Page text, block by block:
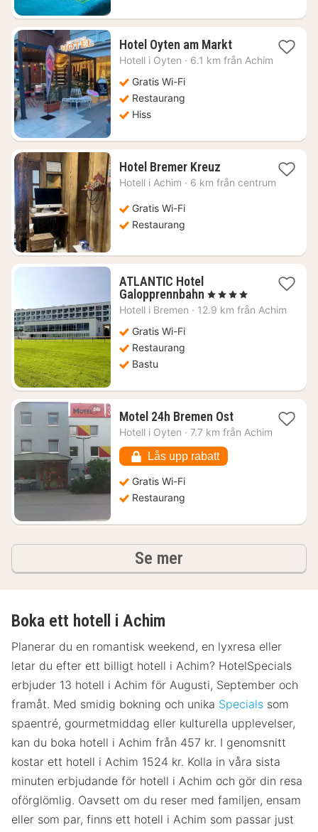
Hotel Oyten am Markt1
natt
Hotell i Oyten · 6.1 km från Achim
Gratis Wi-Fi
Restaurang
Hiss
Hotel Bremer Kreuz1
natt
Hotell i Achim · 6 km från centrum
Gratis Wi-Fi
Restaurang
ATLANTIC Hotel
Galopprennbahn 1
natt
, 4 Stjärnor
Hotell i Bremen · 12.9 km från Achim
Gratis Wi-Fi
Restaurang
Bastu
Motel 24h Bremen Ost1
natt
Hotell i Oyten · 7.7 km från Achim
Lås upp rabatt
Gratis Wi-Fi
Restaurang
Se mer
Boka ett hotell i Achim
Planerar du en romantisk weekend, en lyxresa eller
letar du efter ett billigt hotell i Achim? HotelSpecials
erbjuder 13 hotell i Achim för Augusti, September och
framåt. Med smidig bokning och unika Specials som
spaentré, gourmetmiddag eller kulturella upplevelser,
kan du boka hotell i Achim från 457 kr. I genomsnitt
kostar ett hotell i Achim 1524 kr. Kolla in våra sista
minuten erbjudande för hotell i Achim och gör din resa
oförglömlig. Oavsett om du reser med familjen, ensam
eller som par, finns ett hotell i Achim som passar just